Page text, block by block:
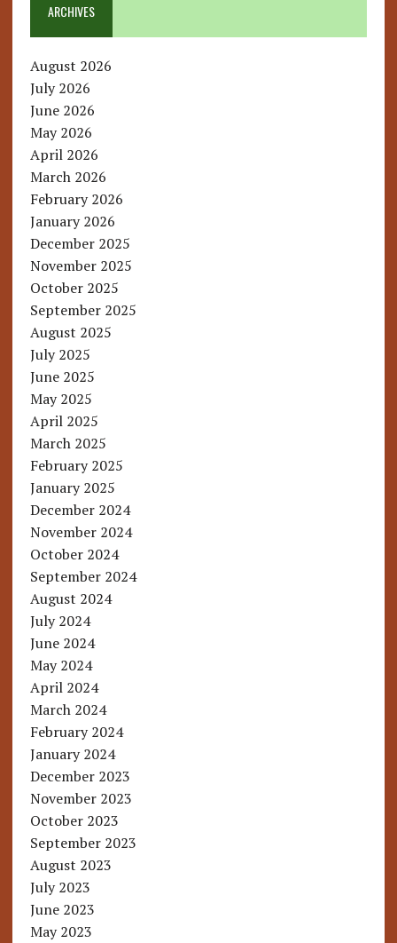
ARCHIVES
August 2026
July 2026
June 2026
May 2026
April 2026
March 2026
February 2026
January 2026
December 2025
November 2025
October 2025
September 2025
August 2025
July 2025
June 2025
May 2025
April 2025
March 2025
February 2025
January 2025
December 2024
November 2024
October 2024
September 2024
August 2024
July 2024
June 2024
May 2024
April 2024
March 2024
February 2024
January 2024
December 2023
November 2023
October 2023
September 2023
August 2023
July 2023
June 2023
May 2023